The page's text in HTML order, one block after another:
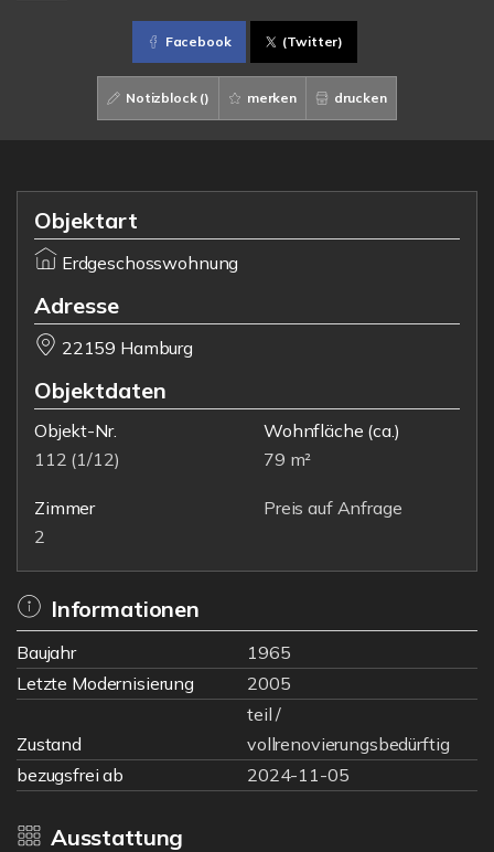
Facebook (Twitter)
Notizblock () merken drucken
Objektart
Erdgeschosswohnung
Adresse
22159 Hamburg
Objektdaten
Objekt-Nr.
112 (1/12)
Wohnfläche (ca.)
79 m²
Zimmer
2
Preis auf Anfrage
Informationen
Baujahr
1965
Letzte Modernisierung
2005
Zustand
teil /
vollrenovierungsbedürftig
bezugsfrei ab
2024-11-05
Ausstattung